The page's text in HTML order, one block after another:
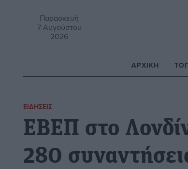
Παρασκευή
7 Αυγούστου
2026
ΑΡΧΙΚΉ
ΕΙΔΉΣΕΙΣ
EΒΕΠ στο
280